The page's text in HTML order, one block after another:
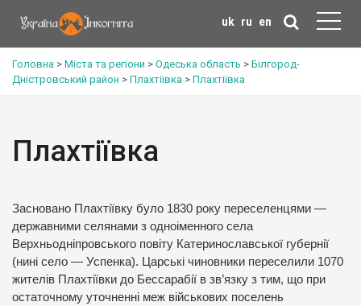
uk ru en
Головна > Міста та регіони > Одеська область > Білгород-
Дністровський район > Плахтіївка > Плахтіївка
Плахтіївка
Засновано Плахтіївку було 1830 року переселенцями —
державними селянами з одноіменного села
Верхньодніпровського повіту Катеринославської губернії
(нині село — Успенка). Царські чиновники переселили 1070
жителів Плахтіївки до Бессарабії в зв’язку з тим, що при
остаточному уточненні меж військових поселень